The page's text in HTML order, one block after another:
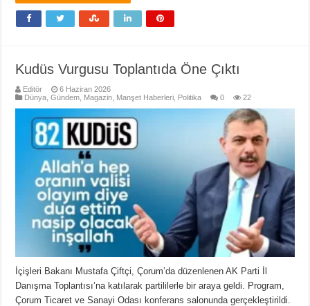
Kudüs Vurgusu Toplantıda Öne Çıktı
Editör
6 Haziran 2026
Dünya ,Gündem Magazin Manşet Haberleri Politika 0 22
İçişleri Bakanı Mustafa Çiftçi, Çorum’da düzenlenen AK Parti İl
Danışma Toplantısı’na katılarak partililerle bir araya geldi. Program,
Çorum Ticaret ve Sanayi Odası konferans salonunda gerçekleştirildi.